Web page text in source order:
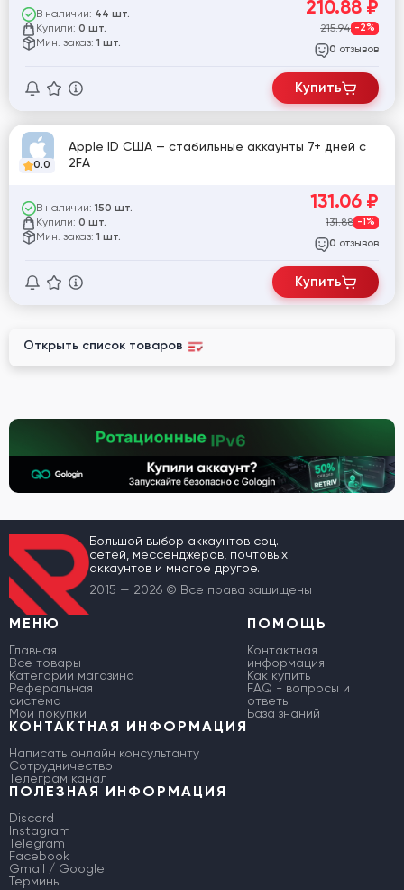
В наличии: 44 шт.
Купили: 0 шт.
Мин. заказ: 1 шт.
210.88 ₽
215.94 -2%
0 отзывов
Купить
0.0
Apple ID США — стабильные аккаунты 7+ дней с
2FA
В наличии: 150 шт.
Купили: 0 шт.
Мин. заказ: 1 шт.
131.06 ₽
131.88 -1%
0 отзывов
Купить
Открыть список товаров
Большой выбор аккаунтов соц.
сетей, мессенджеров, почтовых
аккаунтов и многое другое.
2015 — 2026 © Все права защищены
МЕНЮ
Главная
Все товары
Категории магазина
Реферальная
система
Мои покупки
ПОМОЩЬ
Контактная
информация
Как купить
FAQ - вопросы и
ответы
База знаний
КОНТАКТНАЯ ИНФОРМАЦИЯ
Написать онлайн консультанту
Сотрудничество
Телеграм канал
ПОЛЕЗНАЯ ИНФОРМАЦИЯ
Discord
Instagram
Telegram
Facebook
Gmail / Google
Термины